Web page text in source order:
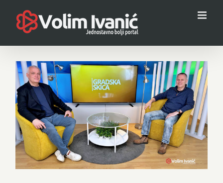
content
View
Larger
Image